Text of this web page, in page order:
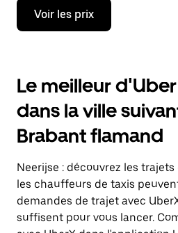
Appuyez
la
bas
pour
ouvrir
le
calendrier
et
une
date.
Appuyez
sur
la
Voir les prix
Le meilleur
dans la ville
Brabant flamand
Neerijse : découvrez les trajets
les chauffeurs de taxis
demandes de trajet avec
suffisent pour vous lancer.